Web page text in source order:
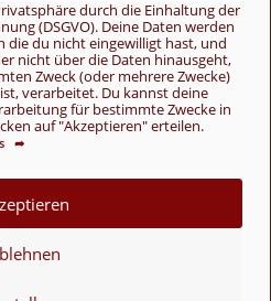
durch die Einhaltung der
(DSGVO). Deine Daten werden
die du nicht eingewilligt hast, und
nicht über die Daten hinausgeht,
Zweck (oder mehrere Zwecke)
verarbeitet. Du kannst deine
für bestimmte Zwecke in
auf "Akzeptieren" erteilen.
➦
- Wolle & Schönes
WIDERRUFEN